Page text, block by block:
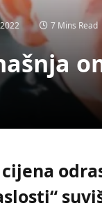
7 Mins Read